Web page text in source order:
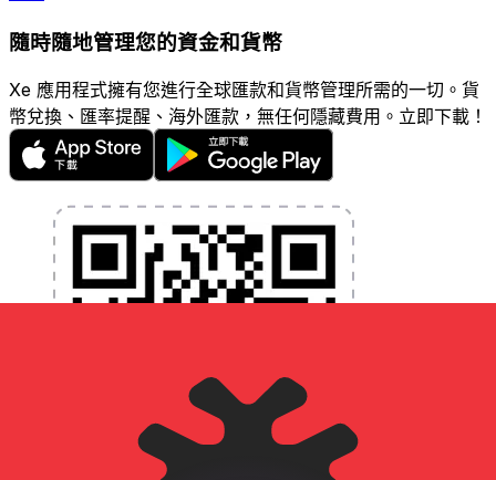
隨時隨地管理您的資金和貨幣
Xe 應用程式擁有您進行全球匯款和貨幣管理所需的一切。貨
幣兌換、匯率提醒、海外匯款，無任何隱藏費用。立即下載！